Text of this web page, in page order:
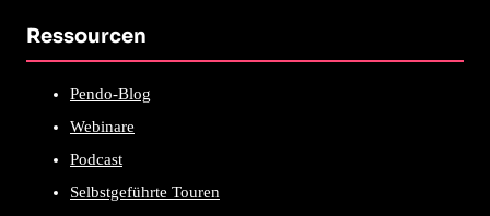
Ressourcen
Pendo-Blog
Webinare
Podcast
Selbstgeführte Touren